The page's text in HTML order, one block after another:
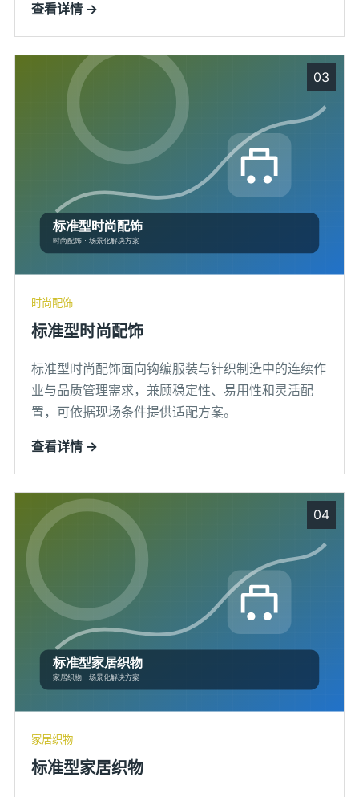
查看详情 →
03
时尚配饰
标准型时尚配饰
标准型时尚配饰面向钩编服装与针织制造中的连续作
业与品质管理需求，兼顾稳定性、易用性和灵活配
置，可依据现场条件提供适配方案。
查看详情 →
04
家居织物
标准型家居织物